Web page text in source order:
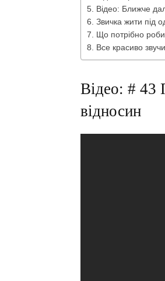
Відео: Ближче
Звичка жити під
Що потрібно
Все красиво
Відео: # 43
відносин